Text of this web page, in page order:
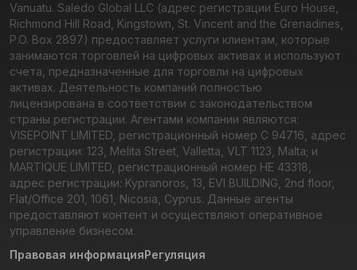
Vanuatu. Saledo Global LLC (адрес регистрации Euro House,
Richmond Hill Road, Kingstown, St. Vincent and the Grenadines,
P.O. Box 2897) предоставляет услуги клиентам, которые
занимаются торговлей на цифровых активах и используют
счета, предназначенные для торговли на цифровых
активах. Деятельность компаний полностью
лицензирована в соответствии с законодательством
страны регистрации. Агентами компании являются:
VISEPOINT LIMITED, регистрационный номер C 94716, адрес
регистрации: 123, Melita Street, Valletta, VLT 1123, Malta; и
MARTIQUE LIMITED, регистрационный номер HE 43318,
адрес регистрации: Kypranoros, 13, EVI BUILDING, 2nd floor,
Flat/Office 201, 1061, Nicosia, Cyprus. Данные агенты
предоставляют контент и осуществляют оперативное
управление бизнесом.
Правовая информацияРегуляция